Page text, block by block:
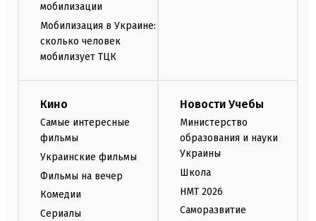
мобилизации
Мобилизация в Украине:
сколько человек
мобилизует ТЦК
Кино
Самые интересные
фильмы
Украинские фильмы
Фильмы на вечер
Комедии
Сериалы
Новости Учебы
Министерство
образования и науки
Украины
Школа
НМТ 2026
Саморазвитие